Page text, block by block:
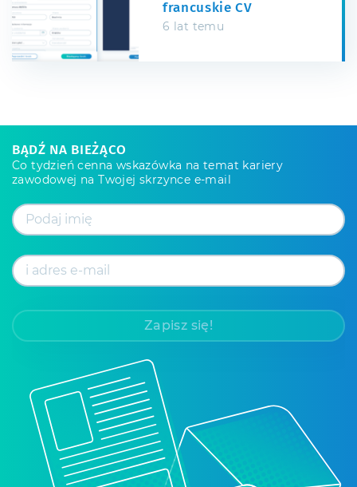
francuskie CV
6 lat temu
BĄDŹ NA BIEŻĄCO
Co tydzień cenna wskazówka na temat kariery
zawodowej na Twojej skrzynce e-mail
Zapisz się!